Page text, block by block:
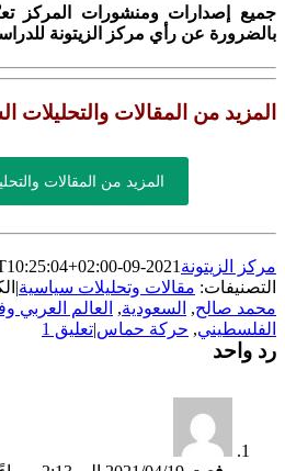
جميع إصدارات ومنشورات المركز
بالضرورة عن رأي مركز الزيتونة
المزيد من المقالات والتحليلات
المزيد من المقالات
مركز الزيتونة 2021-09-02T10:25:04+02:00
التصنيفات: مقالات وتحليلات سياسية|
محمد صالح, السعودية, العالم العربي
الفلسطيني, حركة حماس|تعليق 1
رد واحد